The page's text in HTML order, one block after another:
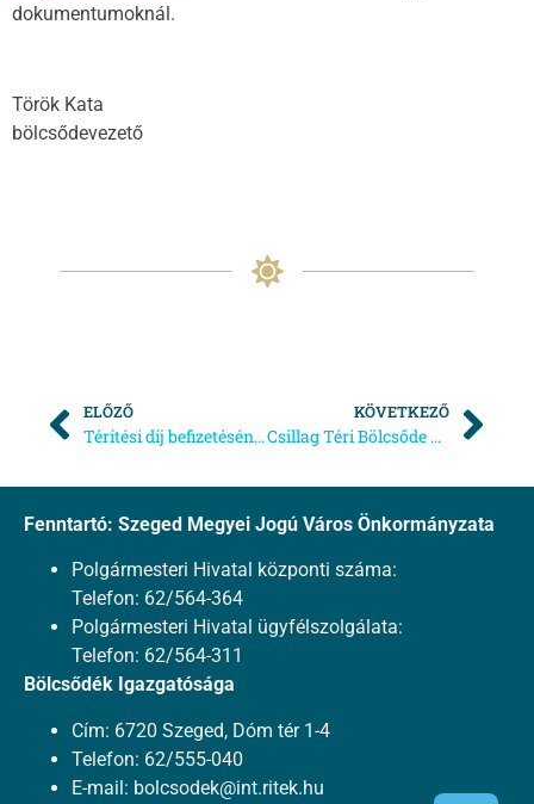
dokumentumoknál.
Török Kata
bölcsődevezető
ELŐZŐ
Térítési díj befizetésének időpontjai a Bagoly utcai Bölcsödében
KÖVETKEZŐ
Csillag Téri Bölcsőde – Húsvéti családi délután
Fenntartó: Szeged Megyei Jogú Város Önkormányzata
Polgármesteri Hivatal központi száma:
Telefon: 62/564-364
Polgármesteri Hivatal ügyfélszolgálata:
Telefon: 62/564-311
Bölcsődék Igazgatósága
Cím: 6720 Szeged, Dóm tér 1-4
Telefon: 62/555-040
E-mail: bolcsodek@int.ritek.hu